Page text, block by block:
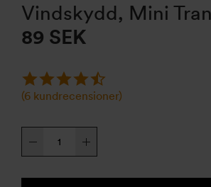
Vindskydd, Mini
89 SEK
(6 kundrecensioner)
Vindskydd,
Mini